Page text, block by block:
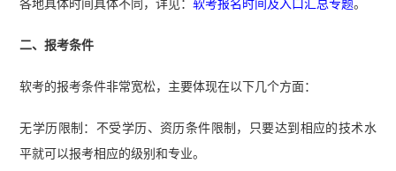
各地具体时间具体不同，详见：软考报名时间及入口汇总专题。
二、报考条件
软考的报考条件非常宽松，主要体现在以下几个方面：
无学历限制：不受学历、资历条件限制，只要达到相应的技术水
平就可以报考相应的级别和专业。